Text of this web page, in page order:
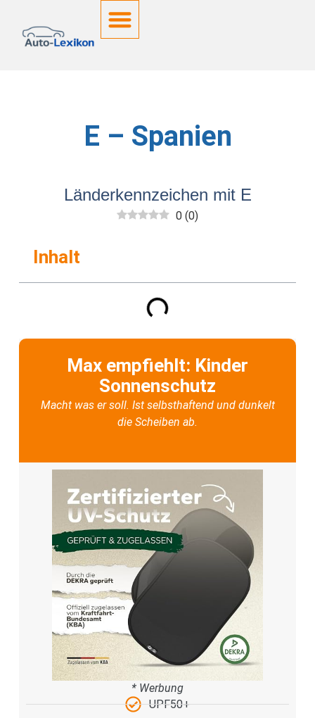
E – Spanien
Länderkennzeichen mit E
0 (0)
Inhalt
Max empfiehlt: Kinder
Sonnenschutz
Macht was er soll. Ist selbsthaftend und dunkelt
die Scheiben ab.
* Werbung
UPF50+